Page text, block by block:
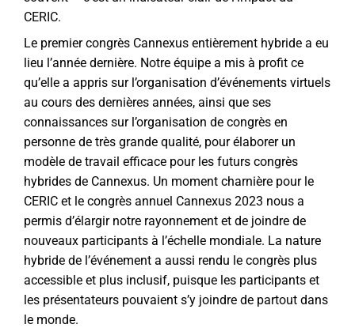
CERIC.
Le premier congrès Cannexus entièrement hybride a eu
lieu l’année dernière. Notre équipe a mis à profit ce
qu’elle a appris sur l’organisation d’événements virtuels
au cours des dernières années, ainsi que ses
connaissances sur l’organisation de congrès en
personne de très grande qualité, pour élaborer un
modèle de travail efficace pour les futurs congrès
hybrides de Cannexus. Un moment charnière pour le
CERIC et le congrès annuel Cannexus 2023 nous a
permis d’élargir notre rayonnement et de joindre de
nouveaux participants à l’échelle mondiale. La nature
hybride de l’événement a aussi rendu le congrès plus
accessible et plus inclusif, puisque les participants et
les présentateurs pouvaient s’y joindre de partout dans
le monde.